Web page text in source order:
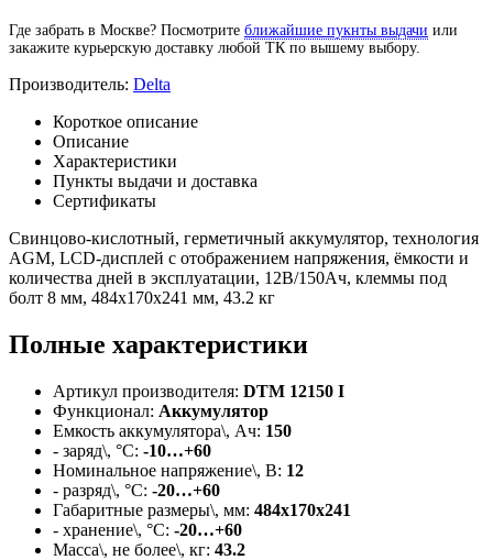
Где забрать в Москве? Посмотрите ближайшие пукнты выдачи или
закажите курьерскую доставку любой ТК по вышему выбору.
Производитель: Delta
Короткое описание
Описание
Характеристики
Пункты выдачи и доставка
Сертификаты
Свинцово-кислотный, герметичный аккумулятор, технология
AGM, LCD-дисплей с отображением напряжения, ёмкости и
количества дней в эксплуатации, 12В/150Ач, клеммы под
болт 8 мм, 484х170х241 мм, 43.2 кг
Полные характеристики
Артикул производителя: DTM 12150 I
Функционал: Аккумулятор
Емкость аккумулятора\, Ач: 150
- заряд\, °C: -10…+60
Номинальное напряжение\, В: 12
- разряд\, °C: -20…+60
Габаритные размеры\, мм: 484х170х241
- хранение\, °C: -20…+60
Масса\, не более\, кг: 43.2